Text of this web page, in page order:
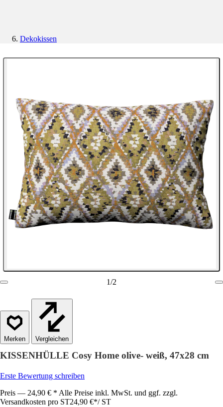
Dekokissen
1/2
Vergleichen
KISSENHÜLLE Cosy Home olive- weiß, 47x28 cm
Erste Bewertung schreiben
Preis — 24,90 € * Alle Preise inkl. MwSt. und ggf. zzgl.
Versandkosten pro ST24,90 €*/ ST